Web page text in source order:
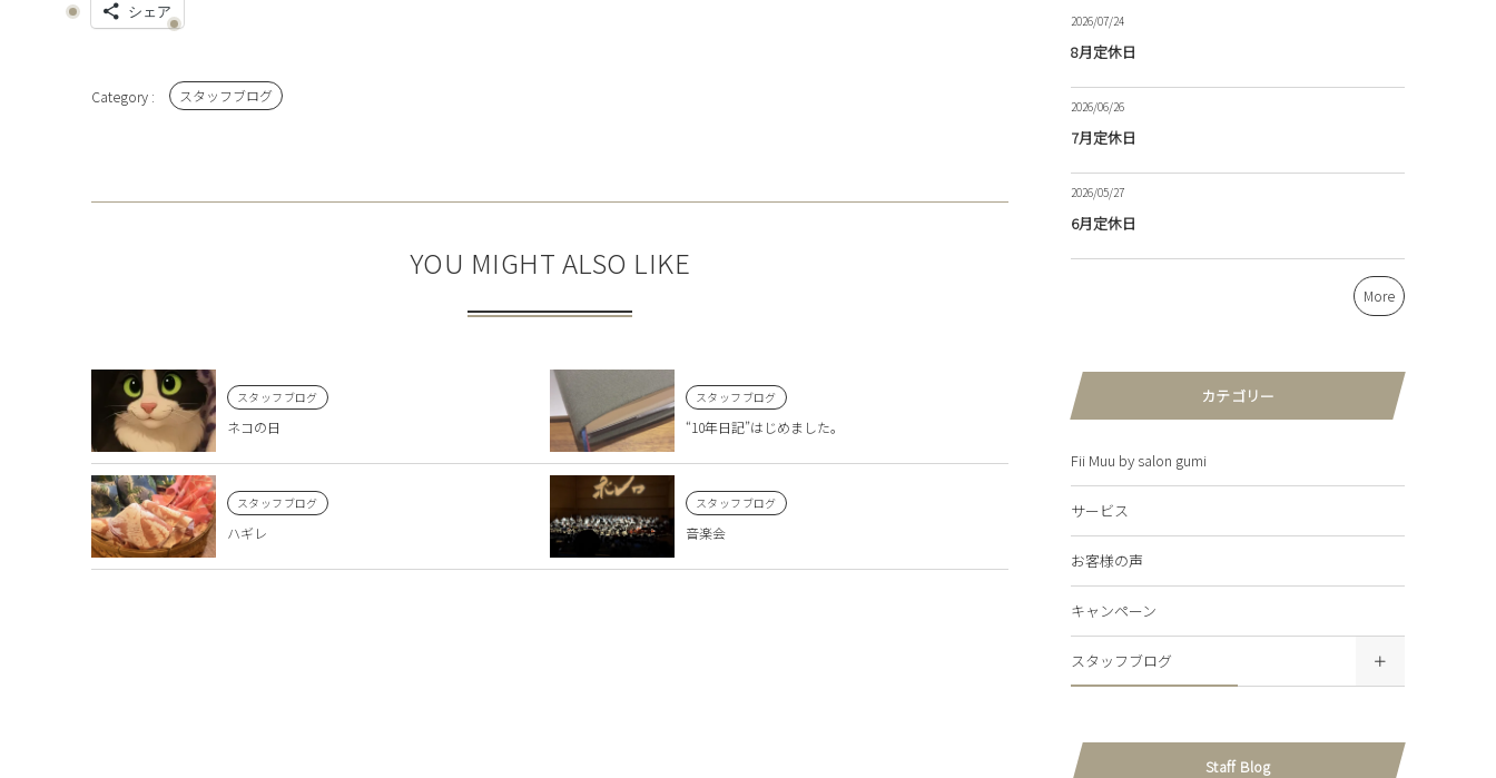
シェア
スタッフブログ
YOU MIGHT ALSO LIKE
スタッフブログ
ネコの日
スタッフブログ
“10年日記”はじめました。
スタッフブログ
ハギレ
スタッフブログ
音楽会
2026/07/24
8月定休日
2026/06/26
7月定休日
2026/05/27
6月定休日
More
カテゴリー
Fii Muu by salon gumi
サービス
お客様の声
キャンペーン
スタッフブログ
Staff Blog